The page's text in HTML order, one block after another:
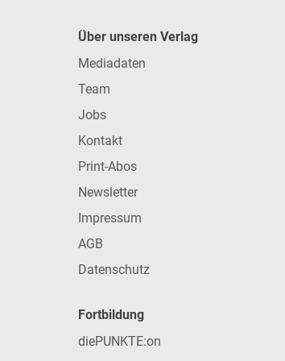
Über unseren Verlag
Mediadaten
Team
Jobs
Kontakt
Print-Abos
Newsletter
Impressum
AGB
Datenschutz
Fortbildung
diePUNKTE:on